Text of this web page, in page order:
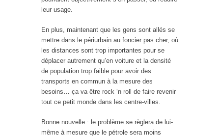
leur usage.
En plus, maintenant que les gens sont allés se
mettre dans le périurbain au foncier pas cher, où
les distances sont trop importantes pour se
déplacer autrement qu’en voiture et la densité
de population trop faible pour avoir des
transports en commun à la mesure des
besoins… ça va être rock ‘n roll de faire revenir
tout ce petit monde dans les centre-villes.
Bonne nouvelle : le problème se règlera de lui-
même à mesure que le pétrole sera moins